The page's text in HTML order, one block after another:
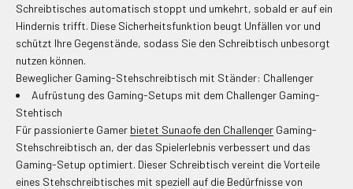
Schreibtisches automatisch stoppt und umkehrt, sobald er auf ein
Hindernis trifft. Diese Sicherheitsfunktion beugt Unfällen vor und
schützt Ihre Gegenstände, sodass Sie den Schreibtisch unbesorgt
nutzen können.
Beweglicher Gaming-Stehschreibtisch mit Ständer: Challenger
Aufrüstung des Gaming-Setups mit dem Challenger Gaming-
Stehtisch
Für passionierte Gamer bietet Sunaofe den Challenger Gaming-
Stehschreibtisch an, der das Spielerlebnis verbessert und das
Gaming-Setup optimiert. Dieser Schreibtisch vereint die Vorteile
eines Stehschreibtisches mit speziell auf die Bedürfnisse von